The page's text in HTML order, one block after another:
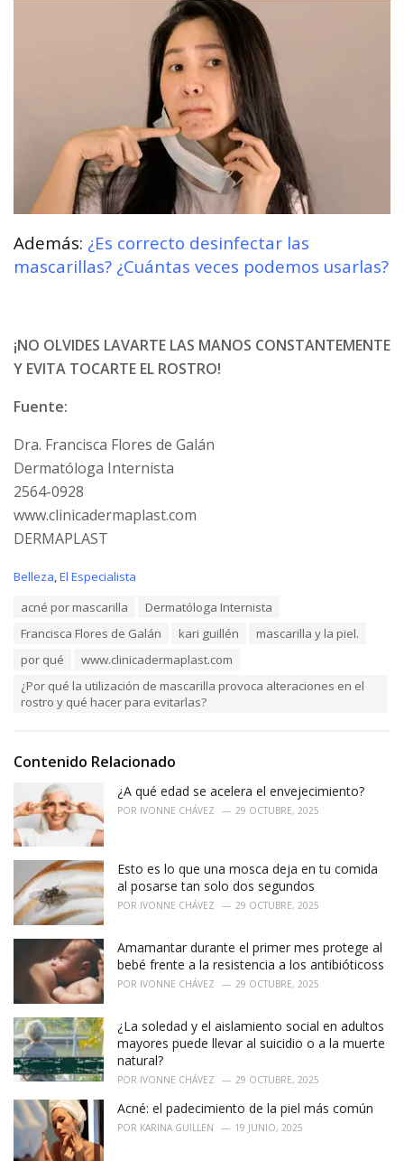
Además: ¿Es correcto desinfectar las
mascarillas? ¿Cuántas veces podemos usarlas?
¡NO OLVIDES LAVARTE LAS MANOS CONSTANTEMENTE
Y EVITA TOCARTE EL ROSTRO!
Fuente:
Dra. Francisca Flores de Galán
Dermatóloga Internista
2564-0928
www.clinicadermaplast.com
DERMAPLAST
C
Belleza,El Especialista
acné por mascarilla
Dermatóloga Internista
Francisca Flores de Galán
kari guillén
mascarilla y la piel.
por qué
www.clinicadermaplast.com
¿Por qué la utilización de mascarilla provoca alteraciones en el
rostro y qué hacer para evitarlas?
Contenido Relacionado
¿A qué edad se acelera el envejecimiento?
POR IVONNE CHÁVEZ 29 OCTUBRE, 2025
Esto es lo que una mosca deja en tu comida
al posarse tan solo dos segundos
POR IVONNE CHÁVEZ 29 OCTUBRE, 2025
Amamantar durante el primer mes protege al
bebé frente a la resistencia a los antibióticoss
POR IVONNE CHÁVEZ 29 OCTUBRE, 2025
¿La soledad y el aislamiento social en adultos
mayores puede llevar al suicidio o a la muerte
natural?
POR IVONNE CHÁVEZ 29 OCTUBRE, 2025
Acné: el padecimiento de la piel más común
POR KARINA GUILLEN 19 JUNIO, 2025